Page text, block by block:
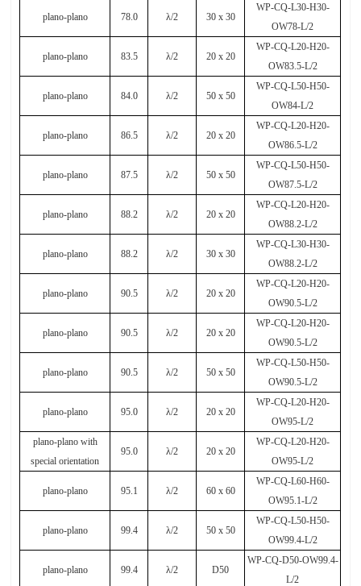
plano-plano 78.0 λ/2 30 x 30
WP-CQ-L30-H30-
OW78-L/2
plano-plano 83.5 λ/2 20 x 20
WP-CQ-L20-H20-
OW83.5-L/2
plano-plano 84.0 λ/2 50 x 50
WP-CQ-L50-H50-
OW84-L/2
plano-plano 86.5 λ/2 20 x 20
WP-CQ-L20-H20-
OW86.5-L/2
plano-plano 87.5 λ/2 50 x 50
WP-CQ-L50-H50-
OW87.5-L/2
plano-plano 88.2 λ/2 20 x 20
WP-CQ-L20-H20-
OW88.2-L/2
plano-plano 88.2 λ/2 30 x 30
WP-CQ-L30-H30-
OW88.2-L/2
plano-plano 90.5 λ/2 20 x 20
WP-CQ-L20-H20-
OW90.5-L/2
plano-plano 90.5 λ/2 20 x 20
WP-CQ-L20-H20-
OW90.5-L/2
plano-plano 90.5 λ/2 50 x 50
WP-CQ-L50-H50-
OW90.5-L/2
plano-plano 95.0 λ/2 20 x 20
WP-CQ-L20-H20-
OW95-L/2
plano-plano with
special orientation
95.0 λ/2 20 x 20
WP-CQ-L20-H20-
OW95-L/2
plano-plano 95.1 λ/2 60 x 60
WP-CQ-L60-H60-
OW95.1-L/2
plano-plano 99.4 λ/2 50 x 50
WP-CQ-L50-H50-
OW99.4-L/2
plano-plano 99.4 λ/2 D50
WP-CQ-D50-OW99.4-
L/2